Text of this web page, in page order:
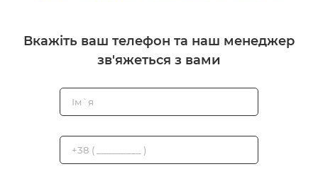
Вкажіть ваш телефон та наш менеджер
зв'яжеться з вами